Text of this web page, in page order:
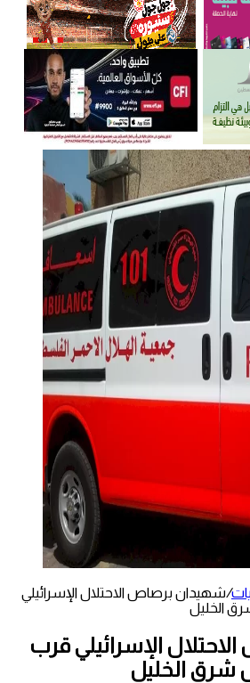
/شهيدان برصاص الاحتلال الإسرائيلي
الخليل
الإسرائيلي قرب
شرق الخليل